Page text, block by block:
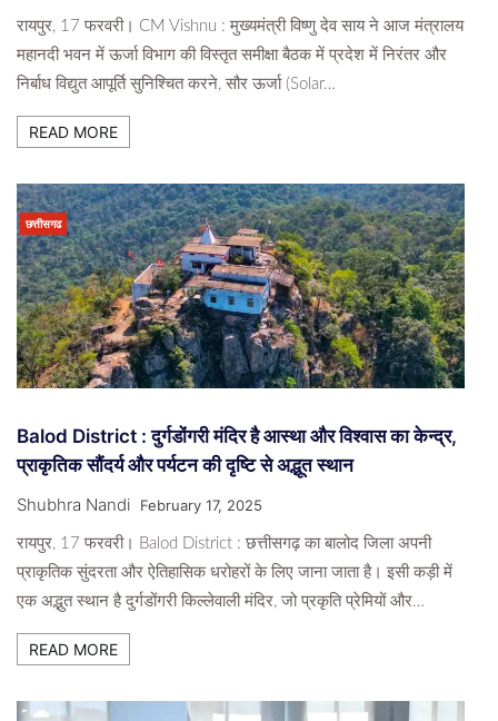
रायपुर, 17 फरवरी। CM Vishnu : मुख्यमंत्री विष्णु देव साय ने आज मंत्रालय
महानदी भवन में ऊर्जा विभाग की विस्तृत समीक्षा बैठक में प्रदेश में निरंतर और
निर्बाध विद्युत आपूर्ति सुनिश्चित करने, सौर ऊर्जा (Solar…
READ MORE
छत्तीसगढ
Balod District : दुर्गडोंगरी मंदिर है आस्था और विश्वास का केन्द्र,
प्राकृतिक सौंदर्य और पर्यटन की दृष्टि से अद्भूत स्थान
Shubhra Nandi February 17, 2025
रायपुर, 17 फरवरी। Balod District : छत्तीसगढ़ का बालोद जिला अपनी
प्राकृतिक सुंदरता और ऐतिहासिक धरोहरों के लिए जाना जाता है। इसी कड़ी में
एक अद्भुत स्थान है दुर्गडोंगरी किल्लेवाली मंदिर, जो प्रकृति प्रेमियों और…
READ MORE